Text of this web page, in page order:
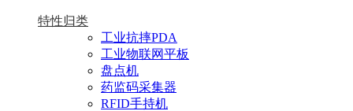
特性归类
工业抗摔PDA
工业物联网平板
盘点机
药监码采集器
RFID手持机